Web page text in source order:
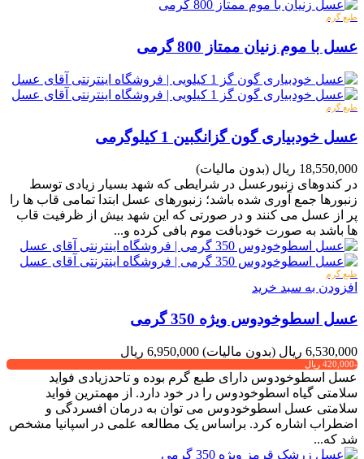
طبع گرم
عسل با موم زنیان ممتاز 800 گرمی
طبع گرم
عسل خودبیاری گون گزانگبین 1 کیلوگرمی
18,550,000 ریال
(بدون مالیات)
در کندوهای زنبورعسل در شرایطی که شهد بسیار زیادی توسط
زنبورها جمع آوری شده باشد؛ زنبورهای عسل ابتدا تمامی قاب ها را
پر از عسل می کنند و در صورتی که این شهد بیش از ظرفیت قاب
ها باشد به صورت خودبافت موم بافی کرده و...
طبع گرم
افزودن به سبد خرید
عسل اسطوخودوس ویژه 350 گرمی
6,530,000 ریال (بدون مالیات) 6,950,000 ریال
-420,000 ریال
عسل اسطوخودوس دارای طبع گرم بوده و تاحدزیادی فواید
سلامتی گیاه اسطوخودوس را در خود دارد. از مهمترین فواید
سلامتی عسل اسطوخودوس می توان به درمان افسردگی و
اضطراب اشاره کرد. براساس یک مطالعه علمی در اسپانیا مشخص
شد که...